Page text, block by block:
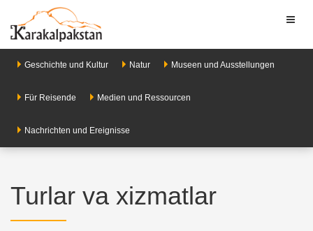
Geschichte und Kultur Natur Museen und Ausstellungen
Für Reisende Medien und Ressourcen
Nachrichten und Ereignisse
Turlar va xizmatlar